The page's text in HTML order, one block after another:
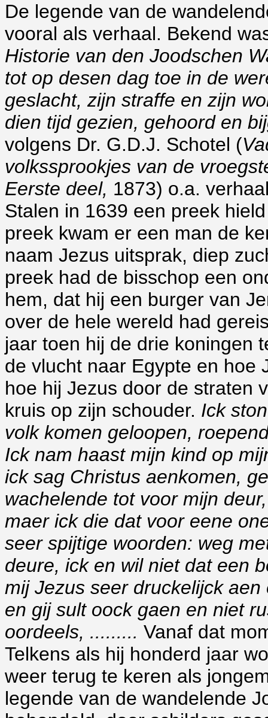
De legende van de
vooral als verhaal. Bekend
Historie van den Joodschen
tot op desen dag toe in de
geslacht, zijn straffe en zijn
dien tijd gezien, gehoord en
volgens Dr. G.D.J. Schotel (
volkssprookjes van de
Eerste deel, 1873) o.a.
Stalen in 1639 een preek
preek kwam er een man de
naam Jezus uitsprak, diep
preek had de bisschop een
hem, dat hij een burger van
over de hele wereld had
jaar toen hij de drie koningen
de vlucht naar Egypte en hoe
hoe hij Jezus door de straten
kruis op zijn schouder. Ick
volk komen geloopen,
Ick nam haast mijn kind op
ick sag Christus aenkomen,
wachelende tot voor mijn
maer ick die dat voor eene
seer spijtige woorden: weg
deure, ick en wil niet dat een
mij Jezus seer druckelijck
en gij sult oock gaen en niet
oordeels, ......... Vanaf dat
Telkens als hij honderd jaar
weer terug te keren als
legende van de wandelende